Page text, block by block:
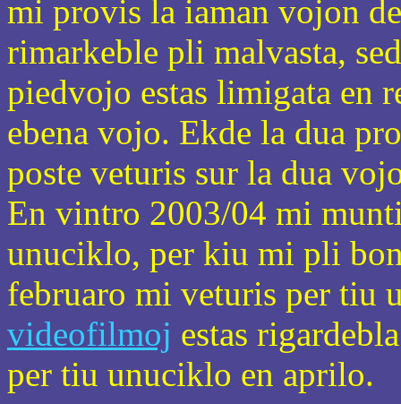
mi provis la iaman vojon
rimarkeble pli malvasta,
piedvojo estas limigata en
ebena vojo. Ekde la dua
poste veturis sur la dua
En vintro 2003/04 mi
unuciklo, per kiu mi pli
februaro mi veturis per tiu
videofilmoj estas
per tiu unuciklo en aprilo.